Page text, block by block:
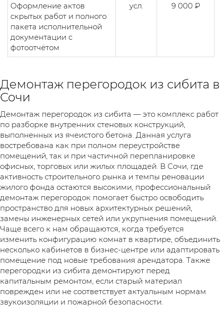
Оформление актов
скрытых работ и полного
пакета исполнительной
документации с
фотоотчётом
усл. 9 000 ₽
Демонтаж перегородок из сибита в
Сочи
Демонтаж перегородок из сибита — это комплекс работ
по разборке внутренних стеновых конструкций,
выполненных из ячеистого бетона. Данная услуга
востребована как при полном переустройстве
помещений, так и при частичной перепланировке
офисных, торговых или жилых площадей. В Сочи, где
активность строительного рынка и темпы реновации
жилого фонда остаются высокими, профессиональный
демонтаж перегородок помогает быстро освободить
пространство для новых архитектурных решений,
замены инженерных сетей или укрупнения помещений.
Чаще всего к нам обращаются, когда требуется
изменить конфигурацию комнат в квартире, объединить
несколько кабинетов в бизнес-центре или адаптировать
помещение под новые требования арендатора. Также
перегородки из сибита демонтируют перед
капитальным ремонтом, если старый материал
поврежден или не соответствует актуальным нормам
звукоизоляции и пожарной безопасности.